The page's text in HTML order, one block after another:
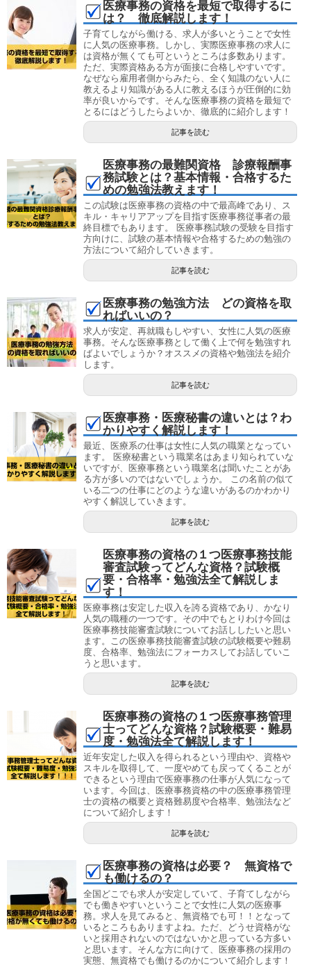
医療事務の資格を最短で取得するに
は？ 徹底解説します！
子育てしながら働ける、求人が多いとうことで女性
に人気の医療事務。しかし、実際医療事務の求人に
は資格が無くても可というところは多数あります。
ただ、実際資格ある方が面接に合格しやすいです。
なぜなら雇用者側からみたら、全く知識のない人に
教えるより知識がある人に教えるほうが圧倒的に効
率が良いからです。そんな医療事務の資格を最短で
とるにはどうしたらよいか、徹底的に紹介します！
記事を読む
医療事務の最難関資格 診療報酬事
務試験とは？基本情報・合格するた
めの勉強法教えます！
この試験は医療事務の資格の中で最高峰であり、ス
キル・キャリアアップを目指す医療事務従事者の最
終目標でもあります。 医療事務試験の受験を目指す
方向けに、試験の基本情報や合格するための勉強の
方法について紹介していきます。
記事を読む
医療事務の勉強方法 どの資格を取
ればいいの？
求人が安定、再就職もしやすい、女性に人気の医療
事務。そんな医療事務として働く上で何を勉強すれ
ばよいでしょうか？オススメの資格や勉強法を紹介
します。
記事を読む
医療事務・医療秘書の違いとは？わ
かりやすく解説します！
最近、医療系の仕事は女性に人気の職業となってい
ます。 医療秘書という職業名はあまり知られていな
いですが、医療事務という職業名は聞いたことがあ
る方が多いのではないでしょうか。 この名前の似て
いる二つの仕事にどのような違いがあるのかわかり
やすく解説していきます。
記事を読む
医療事務の資格の１つ医療事務技能
審査試験ってどんな資格？試験概
要・合格率・勉強法全て解説しま
す！
医療事務は安定した収入を誇る資格であり、かなり
人気の職種の一つです。その中でもとりわけ今回は
医療事務技能審査試験についてお話ししたいと思い
ます。この医療事務技能審査試験の試験概要や難易
度、合格率、勉強法にフォーカスしてお話していこ
うと思います。
記事を読む
医療事務の資格の１つ医療事務管理
士ってどんな資格？試験概要・難易
度・勉強法全て解説します！
近年安定した収入を得られるという理由や、資格や
スキルを取得して、一度やめても戻ってくることが
できるという理由で医療事務の仕事が人気になって
います。今回は、医療事務資格の中の医療事務管理
士の資格の概要と資格難易度や合格率、勉強法など
について紹介します！
記事を読む
医療事務の資格は必要？ 無資格で
も働けるの？
全国どこでも求人が安定していて、子育てしながら
でも働きやすいということで女性に人気の医療事
務。求人を見てみると、無資格でも可！！となって
いるところもありますよね。ただ、どうせ資格がな
いと採用されないのではないかと思っている方多い
と思います。そんな方に向けて、医療事務の採用の
実態、無資格でも働けるのかについて紹介します！